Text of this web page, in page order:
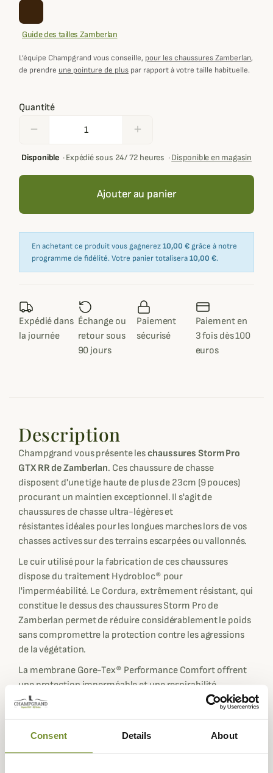
Consent Details About
Guide des tailles Zamberlan
L’équipe Champgrand vous conseille, pour les chaussures Zamberlan,
de prendre une pointure de plus par rapport à votre taille habituelle.
Quantité
remove add
Disponible·Expédié sous 24/ 72 heures ·Disponible en magasin
Ajouter au panier
En achetant ce produit vous gagnerez10,00 € grâce à notre
programme de fidélité. Votre panier totalisera10,00 €.
Expédié dans
la journée
Échange ou
retour sous
90 jours
Paiement
sécurisé
Paiement en
3 fois dès 100
euros
Description
Champgrand vous présente leschaussures Storm Pro
GTX RR de Zamberlan. Ces chaussure de chasse
disposent d'une tige haute de plus de 23cm (9 pouces)
procurant un maintien exceptionnel. Il s'agit de
chaussures de chasse ultra-légères et
résistantes idéales pour les longues marches lors de vos
chasses actives sur des terrains escarpées ou vallonnés.
Le cuir utilisé pour la fabrication de ces chaussures
dispose du traitement Hydrobloc® pour
l'imperméabilité. Le Cordura, extrêmement résistant, qui
constitue le dessus des chaussures Storm Pro de
Zamberlan permet de réduire considérablement le poids
sans compromettre la protection contre les agressions
de la végétation.
La membrane Gore-Tex® Performance Comfort offrent
une protection imperméable et une respirabilité
maximale.
Les semelles extérieures exclusives Vibram® Star Lite
s'appuient sur une semelle intérieure dense et épaisse
pour un confort exceptionnel et une semelle extérieure